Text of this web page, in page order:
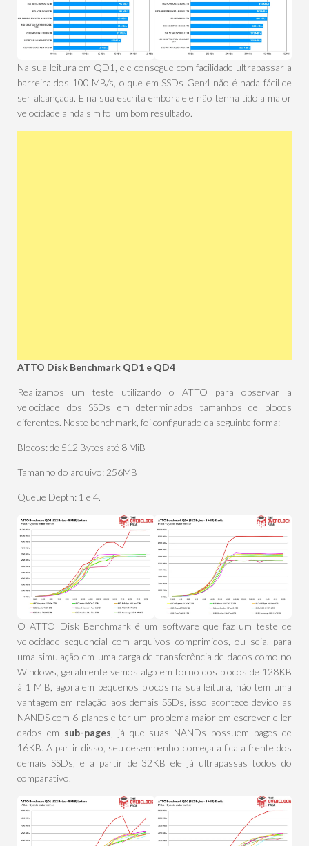
Na sua leitura em QD1, ele consegue com facilidade ultrapassar a
barreira dos 100 MB/s, o que em SSDs Gen4 não é nada fácil de
ser alcançada. E na sua escrita embora ele não tenha tido a maior
velocidade ainda sim foi um bom resultado.
ATTO Disk Benchmark QD1 e QD4
Realizamos um teste utilizando o ATTO para observar a
velocidade dos SSDs em determinados tamanhos de blocos
diferentes. Neste benchmark, foi configurado da seguinte forma:
Blocos: de 512 Bytes até 8 MiB
Tamanho do arquivo: 256MB
Queue Depth: 1 e 4.
O ATTO Disk Benchmark é um software que faz um teste de
velocidade sequencial com arquivos comprimidos, ou seja, para
uma simulação em uma carga de transferência de dados como no
Windows, geralmente vemos algo em torno dos blocos de 128KB
à 1 MiB, agora em pequenos blocos na sua leitura, não tem uma
vantagem em relação aos demais SSDs, isso acontece devido as
NANDS com 6-planes e ter um problema maior em escrever e ler
dados em sub-pages , já que suas NANDs possuem pages de
16KB. A partir disso, seu desempenho começa a fica a frente dos
demais SSDs, e a partir de 32KB ele já ultrapassas todos do
comparativo.